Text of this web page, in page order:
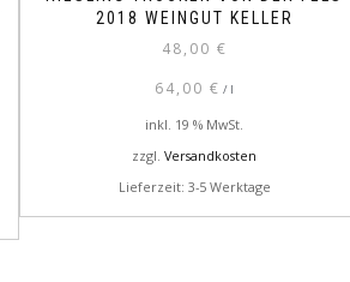
2018 WEINGUT KELLER
48,00 €
64,00€ / l
inkl. 19 % MwSt.
zzgl.Versandkosten
Lieferzeit: 3-5 Werktage